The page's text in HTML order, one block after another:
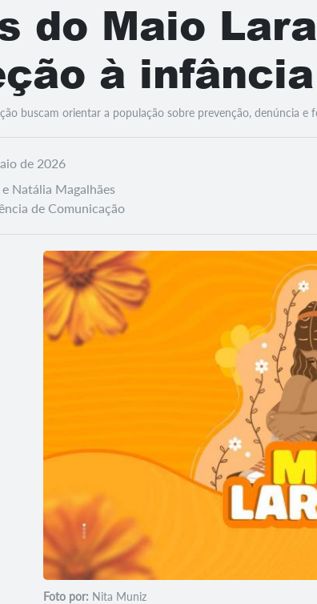
do Maio
à
buscam orientar a população sobre prevenção, denúncia
de 2026
Natália Magalhães
de Comunicação
Foto por: Nita Muniz